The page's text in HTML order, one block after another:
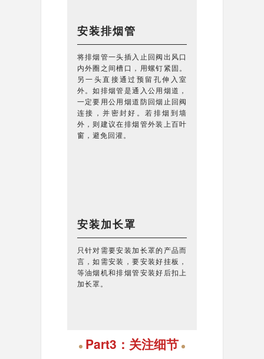
安装排烟管
将排烟管一头插入止回阀出风口
内外圈之间槽口，用螺钉紧固。
另一头直接通过预留孔伸入室
外。如排烟管是通入公用烟道，
一定要用公用烟道防回烟止回阀
连接，并密封好。若排烟到墙
外，则建议在排烟管外装上百叶
窗，避免回灌。
安装加长罩
只针对需要安装加长罩的产品而
言，如需安装，要安装好挂板，
等油烟机和排烟管安装好后扣上
加长罩。
Part3：关注细节